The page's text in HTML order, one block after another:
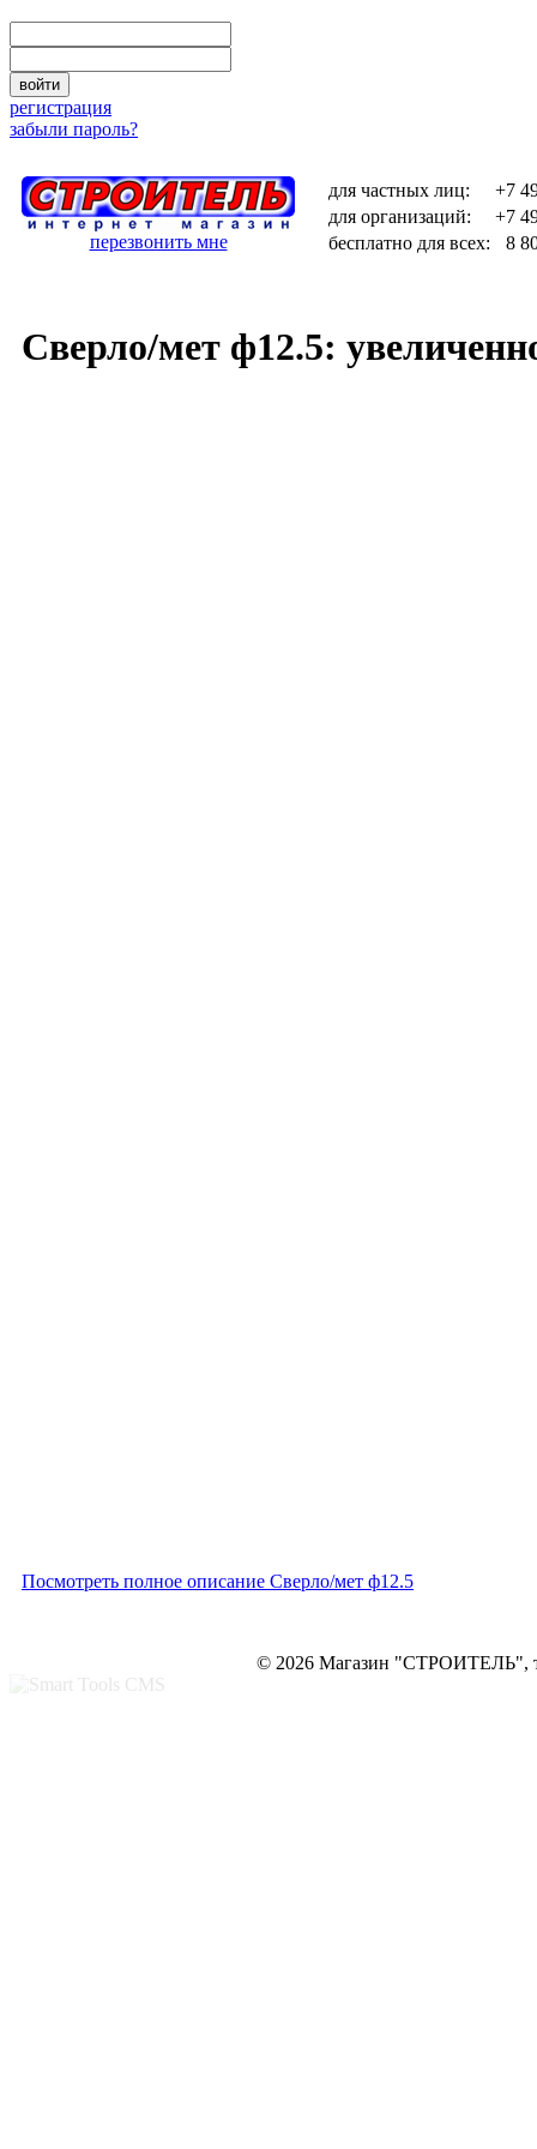
войти
регистрация
забыли пароль?
перезвонить мне
для частных лиц:
+7
для организаций:
+7
бесплатно для всех:
8
Сверло/мет ф12.5:
Посмотреть полное описание Сверло/мет ф12.5
© 2026 Магазин "СТРОИТЕЛЬ",